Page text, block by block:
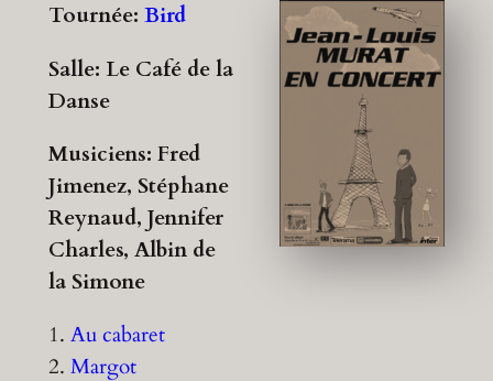
Tournée: Bird
Salle: Le Café de la
Danse
Musiciens: Fred
Jimenez, Stéphane
Reynaud, Jennifer
Charles, Albin de
la Simone
1. Au cabaret
2. Margot